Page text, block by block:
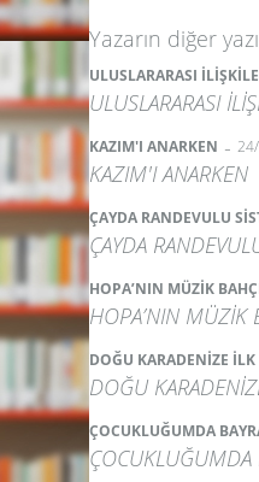
Yazarın diğer
ULUSLARARASI
ULUSLARARASI
KAZIM'I ANARKEN -
KAZIM'I ANARKEN
ÇAYDA RANDEVULU
ÇAYDA
HOPA’NIN MÜZİK
HOPA’NIN MÜZİK
DOĞU KARADENİZE
DOĞU
ÇOCUKLUĞUMDA
ÇOCUKLUĞUMDA